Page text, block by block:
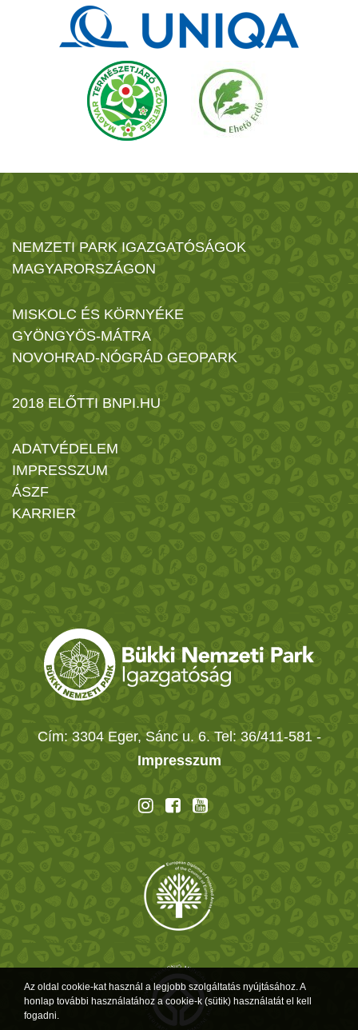
NEMZETI PARK IGAZGATÓSÁGOK
MAGYARORSZÁGON
MISKOLC ÉS KÖRNYÉKE
GYÖNGYÖS-MÁTRA
NOVOHRAD-NÓGRÁD GEOPARK
2018 ELŐTTI BNPI.HU
ADATVÉDELEM
IMPRESSZUM
ÁSZF
KARRIER
Cím: 3304 Eger, Sánc u. 6. Tel: 36/411-581 -
Impresszum
Az oldal cookie-kat használ a legjobb szolgáltatás nyújtásához. A
honlap további használatához a cookie-k (sütik) használatát el kell
fogadni.